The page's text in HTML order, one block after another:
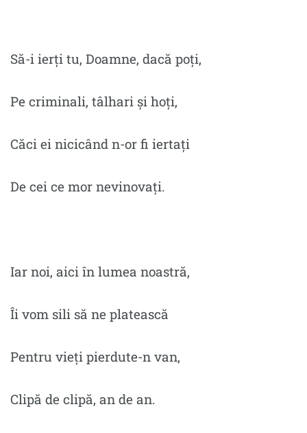
Să-i ierți tu, Doamne, dacă poți,
Pe criminali, tâlhari și hoți,
Căci ei nicicând n-or fi iertați
De cei ce mor nevinovați.
Iar noi, aici în lumea noastră,
Îi vom sili să ne platească
Pentru vieți pierdute-n van,
Clipă de clipă, an de an.